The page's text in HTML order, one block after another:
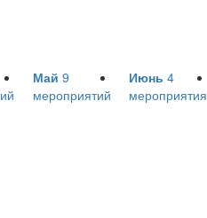
Май 9
мероприятий
Июнь 4
мероприятия